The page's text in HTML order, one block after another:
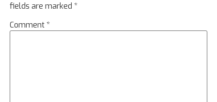
fields are marked *
Comment*